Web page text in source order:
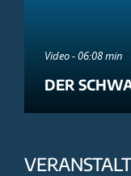
Video - 06:08 min
DER